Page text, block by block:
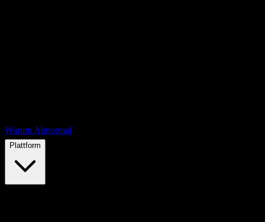
Warum Abnormal
Plattform